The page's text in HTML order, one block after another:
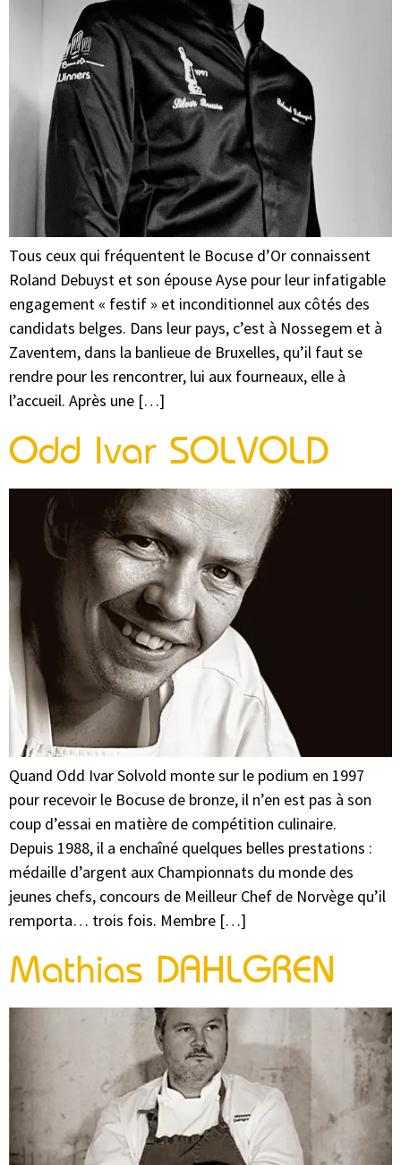
Tous ceux qui fréquentent le Bocuse d’Or connaissent
Roland Debuyst et son épouse Ayse pour leur infatigable
engagement « festif » et inconditionnel aux côtés des
candidats belges. Dans leur pays, c’est à Nossegem et à
Zaventem, dans la banlieue de Bruxelles, qu’il faut se
rendre pour les rencontrer, lui aux fourneaux, elle à
l’accueil. Après une […]
Odd Ivar SOLVOLD
Quand Odd Ivar Solvold monte sur le podium en 1997
pour recevoir le Bocuse de bronze, il n’en est pas à son
coup d’essai en matière de compétition culinaire.
Depuis 1988, il a enchaîné quelques belles prestations :
médaille d’argent aux Championnats du monde des
jeunes chefs, concours de Meilleur Chef de Norvège qu’il
remporta… trois fois. Membre […]
Mathias DAHLGREN